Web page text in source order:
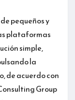
pequeños y
plataformas
simple,
la
de acuerdo con
Group